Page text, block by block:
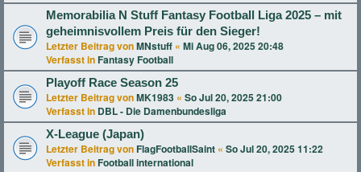
Memorabilia N Stuff Fantasy Football Liga 2025 – mit
geheimnisvollem Preis für den Sieger!
Letzter Beitrag vonMNstuff « Mi Aug 06, 2025 20:48
Verfasst in Fantasy Football
Playoff Race Season 25
Letzter Beitrag vonMK1983 « So Jul 20, 2025 21:00
Verfasst in DBL - Die Damenbundesliga
X-League (Japan)
Letzter Beitrag von FlagFootballSaint « So Jul 20, 2025 11:22
Verfasst in Football international